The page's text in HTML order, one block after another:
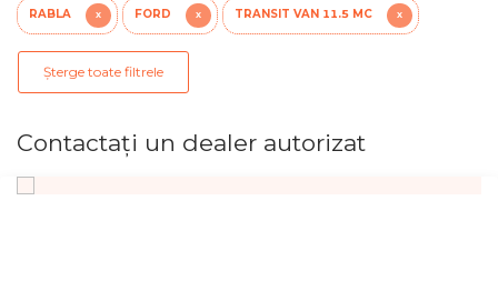
RABLA X FORD X TRANSIT VAN 11.5 MC X
Șterge toate filtrele
Contactaţi un dealer autorizat